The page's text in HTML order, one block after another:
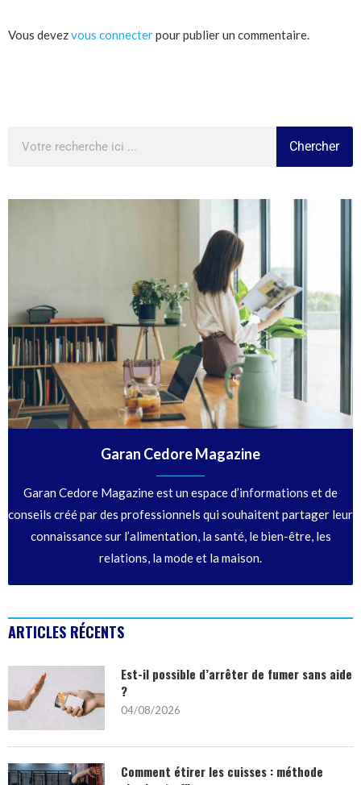
Vous devezvous connecterpour publier un commentaire.
Chercher
Garan Cedore Magazine
Garan Cedore Magazine est un espace d’informations et de
conseils créé par des professionnels qui souhaitent partager leur
connaissance sur l’alimentation, la santé, le bien-être, les
relations, la mode et la maison.
ARTICLES RÉCENTS
Est-il possible d’arrêter de fumer sans aide
?
04/08/2026
Comment étirer les cuisses : méthode